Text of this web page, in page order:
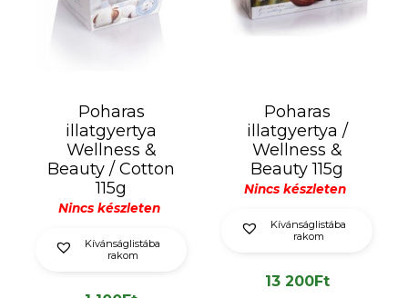
Poharas
illatgyertya
Wellness &
Beauty / Cotton
115g
Nincs készleten
Kívánságlistába
rakom
Poharas
illatgyertya /
Wellness &
Beauty 115g
Nincs készleten
Kívánságlistába
rakom
13 200Ft